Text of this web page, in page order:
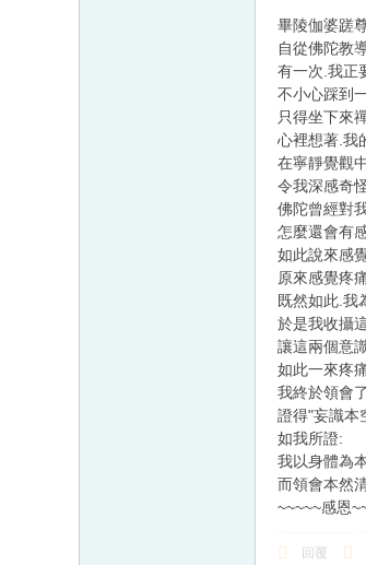
畢陵伽婆蹉
自從佛陀教
有一次.我正
不小心踩到
只得坐下來
心裡想著.我
在寧靜覺觀
令我深感奇
佛陀曾經對
怎麼還會有
如此說來感
原來感覺疼
既然如此.我
於是我收攝
讓這兩個意
如此一來疼
我終於領會
證得"妄識本
如我所證:
我以身體為
而領會本然
~~~~~感恩
回覆